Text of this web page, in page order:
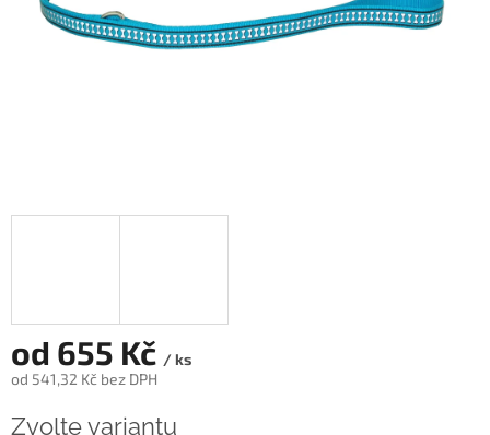
od 655 Kč / ks
od 541,32 Kč bez DPH
cena:
Zvolte variantu